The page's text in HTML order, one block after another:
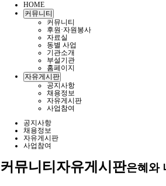
HOME
커뮤니티
커뮤니티
후원·자원봉사
자료실
동별 사업
기관소개
부설기관
홈페이지
자유게시판
공지사항
채용정보
자유게시판
사업참여
공지사항
채용정보
자유게시판
사업참여
커뮤니티 자유게시판은혜와